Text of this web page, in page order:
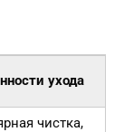
ухода
чистка,